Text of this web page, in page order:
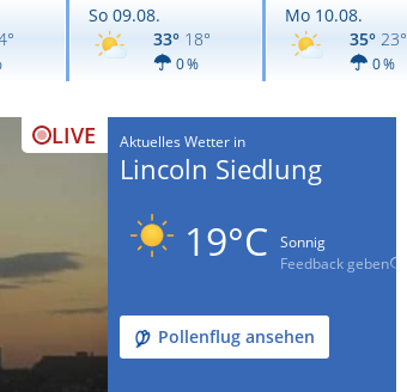
So 09.08.
33° 18°
0 %
Mo 10.08.
35° 23°
0 %
LIVE Aktuelles Wetter in
Lincoln Siedlung
19°C
Sonnig
Feedback geben
Pollenflug ansehen